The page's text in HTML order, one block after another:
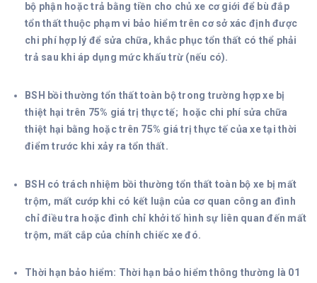
bộ phận hoặc trả bằng tiền cho chủ xe cơ giới để bù đắp
tổn thất thuộc phạm vi bảo hiểm trên cơ sở xác định được
chi phí hợp lý để sửa chữa, khắc phục tổn thất có thể phải
trả sau khi áp dụng mức khấu trừ (nếu có).
BSH bồi thường tổn thất toàn bộ trong trường hợp xe bị
thiệt hại trên 75% giá trị thực tế; hoặc chi phí sửa chữa
thiệt hại bằng hoặc trên 75% giá trị thực tế của xe tại thời
điểm trước khi xảy ra tổn thất.
BSH có trách nhiệm bồi thường tổn thất toàn bộ xe bị mất
trộm, mất cướp khi có kết luận của cơ quan công an đình
chỉ điều tra hoặc đình chỉ khởi tố hình sự liên quan đến mất
trộm, mất cắp của chính chiếc xe đó.
Thời hạn bảo hiểm: Thời hạn bảo hiểm thông thường là 01